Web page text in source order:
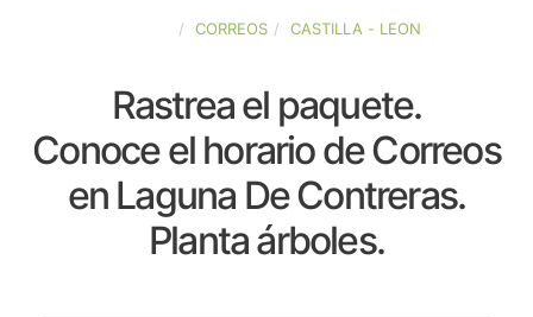
CORREOS CASTILLA - LEON
Rastrea el paquete.
Conoce el horario de Correos
en Laguna De Contreras.
Planta árboles.